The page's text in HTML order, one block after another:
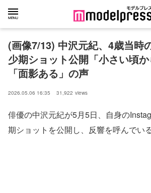
(画像7/13) 中沢元紀、4歳当時
少期ショット公開「小さい頃か
「面影ある」の声
2026.05.06 16:35 31,922 views
俳優の中沢元紀が5月5日、自身の
期ショットを公開し、反響を呼んでいる